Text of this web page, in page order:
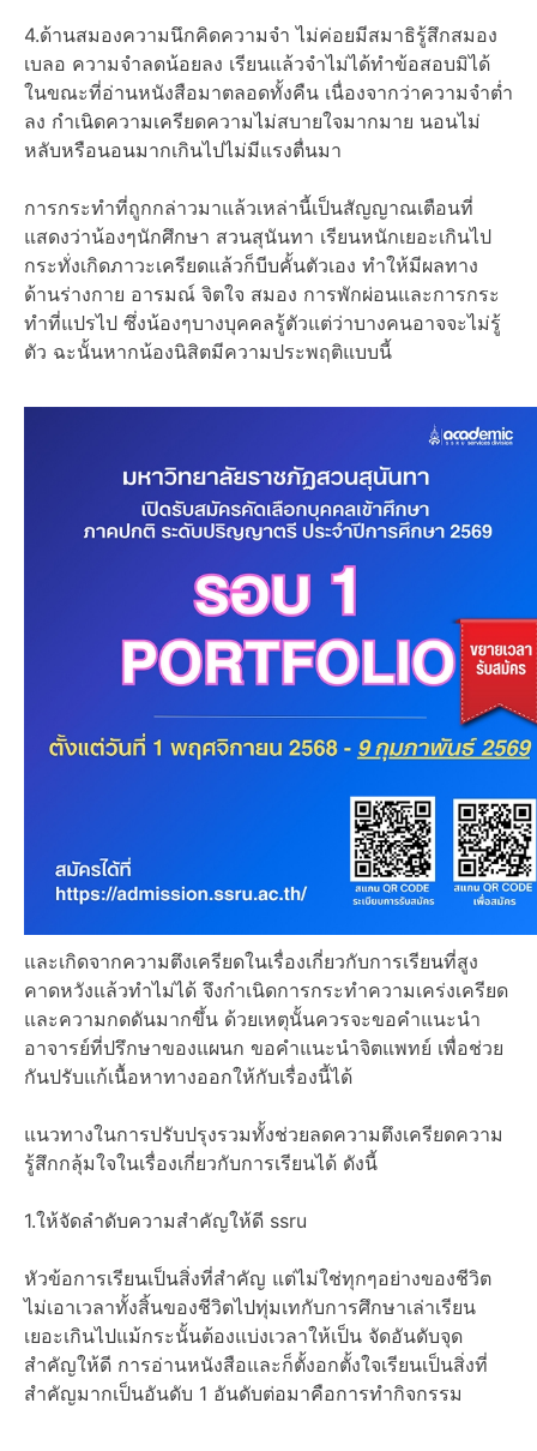
4.ด้านสมองความนึกคิดความจำ ไม่ค่อยมีสมาธิรู้สึกสมอง
เบลอ ความจำลดน้อยลง เรียนแล้วจำไม่ได้ทำข้อสอบมิได้
ในขณะที่อ่านหนังสือมาตลอดทั้งคืน เนื่องจากว่าความจำต่ำ
ลง กำเนิดความเครียดความไม่สบายใจมากมาย นอนไม่
หลับหรือนอนมากเกินไปไม่มีแรงตื่นมา
การกระทำที่ถูกกล่าวมาแล้วเหล่านี้เป็นสัญญาณเตือนที่
แสดงว่าน้องๆนักศึกษา สวนสุนันทา เรียนหนักเยอะเกินไป
กระทั่งเกิดภาวะเครียดแล้วก็บีบคั้นตัวเอง ทำให้มีผลทาง
ด้านร่างกาย อารมณ์ จิตใจ สมอง การพักผ่อนและการกระ
ทำที่แปรไป ซึ่งน้องๆบางบุคคลรู้ตัวแต่ว่าบางคนอาจจะไม่รู้
ตัว ฉะนั้นหากน้องนิสิตมีความประพฤติแบบนี้
และเกิดจากความตึงเครียดในเรื่องเกี่ยวกับการเรียนที่สูง
คาดหวังแล้วทำไม่ได้ จึงกำเนิดการกระทำความเคร่งเครียด
และความกดดันมากขึ้น ด้วยเหตุนั้นควรจะขอคำแนะนำ
อาจารย์ที่ปรึกษาของแผนก ขอคำแนะนำจิตแพทย์ เพื่อช่วย
กันปรับแก้เนื้อหาทางออกให้กับเรื่องนี้ได้
แนวทางในการปรับปรุงรวมทั้งช่วยลดความตึงเครียดความ
รู้สึกกลุ้มใจในเรื่องเกี่ยวกับการเรียนได้ ดังนี้
1.ให้จัดลำดับความสำคัญให้ดี ssru
หัวข้อการเรียนเป็นสิ่งที่สำคัญ แต่ไม่ใช่ทุกๆอย่างของชีวิต
ไม่เอาเวลาทั้งสิ้นของชีวิตไปทุ่มเทกับการศึกษาเล่าเรียน
เยอะเกินไปแม้กระนั้นต้องแบ่งเวลาให้เป็น จัดอันดับจุด
สำคัญให้ดี การอ่านหนังสือและก็ตั้งอกตั้งใจเรียนเป็นสิ่งที่
สำคัญมากเป็นอันดับ 1 อันดับต่อมาคือการทำกิจกรรม